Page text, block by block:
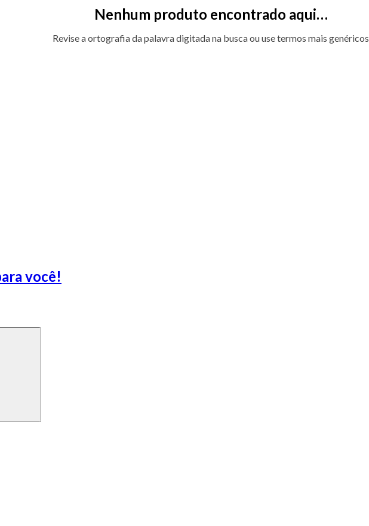
Nenhum produto encontrado aqui…
Revise a ortografia da palavra digitada na busca ou use termos mais genéricos
você!